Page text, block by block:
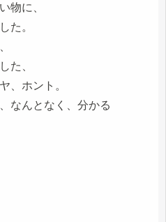
物に、
た。
た、
、ホント。
なんとなく、分かる